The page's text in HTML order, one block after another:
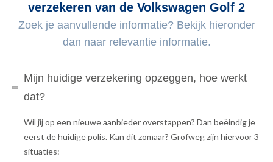
verzekeren van de Volkswagen Golf 2
Zoek je aanvullende informatie? Bekijk hieronder
dan naar relevantie informatie.
Mijn huidige verzekering opzeggen, hoe werkt
dat?
Wil jij op een nieuwe aanbieder overstappen? Dan beëindig je
eerst de huidige polis. Kan dit zomaar? Grofweg zijn hiervoor 3
situaties: